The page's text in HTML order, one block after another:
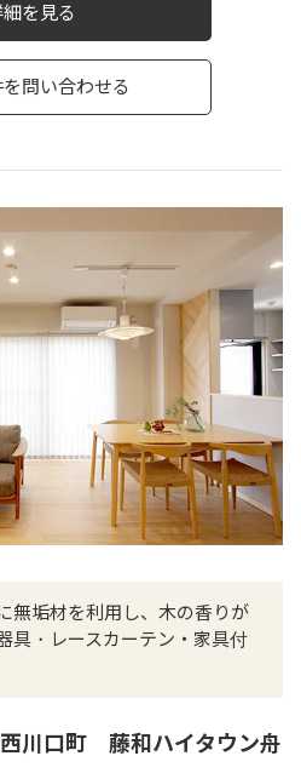
を見る
問い合わせる
無垢材を利用し、木の香りが
具・レースカーテン・家具付
川口町 藤和ハイタウン舟